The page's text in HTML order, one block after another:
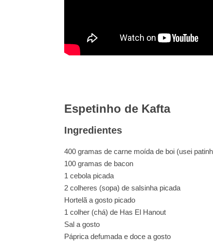
Espetinho de Kafta
Ingredientes
400 gramas de carne moída de boi (usei
100 gramas de bacon
1 cebola picada
2 colheres (sopa) de salsinha picada
Hortelã a gosto picado
1 colher (chá) de Has El Hanout
Sal a gosto
Páprica defumada e doce a gosto